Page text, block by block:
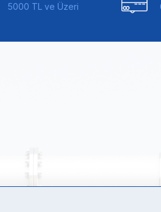
5000 TL ve Üzeri